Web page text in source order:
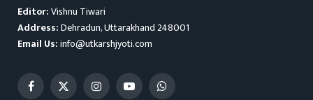
Editor:Vishnu Tiwari
Address:Dehradun, Uttarakhand 248001
Email Us:info@utkarshjyoti.com
Facebook
X
InstagramYouTubeWhatsApp